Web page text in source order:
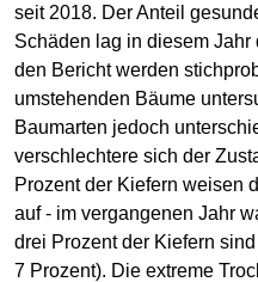
seit 2018. Der Anteil
Schäden lag in diesem
den Bericht werden
umstehenden Bäume
Baumarten jedoch
verschlechtere sich der
Prozent der Kiefern weisen
auf - im vergangenen Jahr
drei Prozent der Kiefern
7 Prozent). Die extreme